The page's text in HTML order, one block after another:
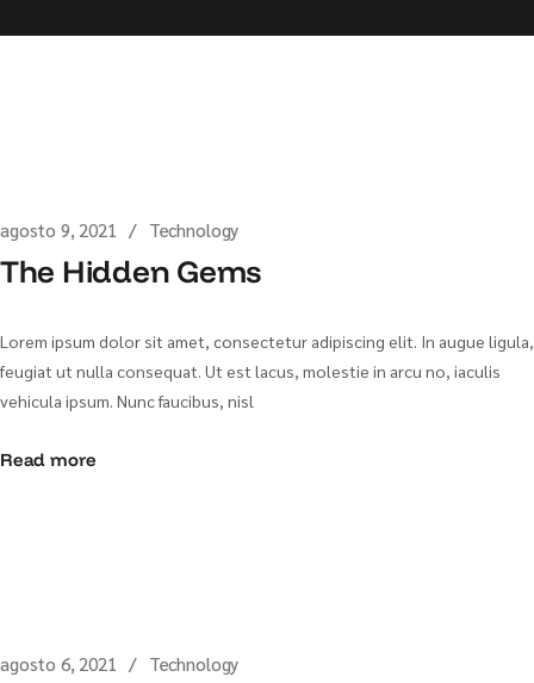
agosto 9, 2021 Technology
The Hidden Gems
Lorem ipsum dolor sit amet, consectetur adipiscing elit. In augue ligula,
feugiat ut nulla consequat. Ut est lacus, molestie in arcu no, iaculis
vehicula ipsum. Nunc faucibus, nisl
Read more
agosto 6, 2021 Technology